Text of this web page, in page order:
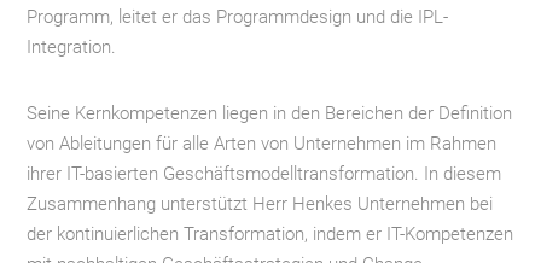
Programm, leitet er das Programmdesign und die IPL-
Integration.
Seine Kernkompetenzen liegen in den Bereichen der Definition
von Ableitungen für alle Arten von Unternehmen im Rahmen
ihrer IT-basierten Geschäftsmodelltransformation. In diesem
Zusammenhang unterstützt Herr Henkes Unternehmen bei
der kontinuierlichen Transformation, indem er IT-Kompetenzen